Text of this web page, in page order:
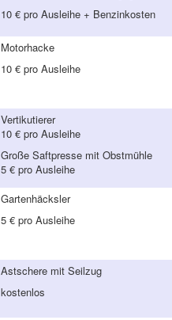
10 € pro Ausleihe + Benzinkosten
Motorhacke
10 € pro Ausleihe
Vertikutierer
10 € pro Ausleihe
Große Saftpresse mit Obstmühle
5 € pro Ausleihe
Gartenhäcksler
5 € pro Ausleihe
Astschere mit Seilzug
kostenlos